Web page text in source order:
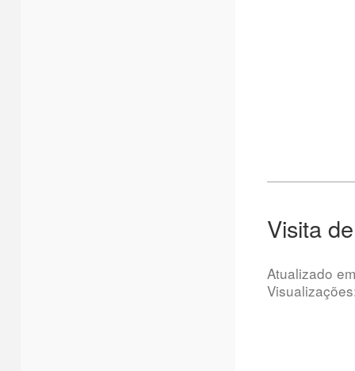
Visita
Atualizado